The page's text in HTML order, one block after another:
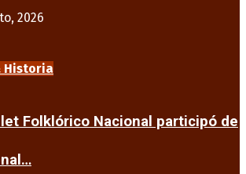
2026
Historia
Folklórico Nacional participó de